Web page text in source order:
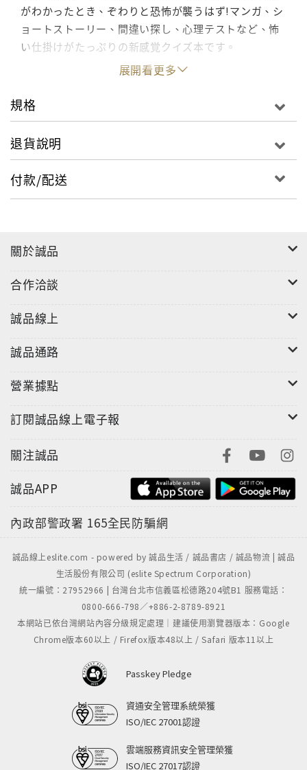
がわかったとき、ぞわりと恐怖が襲うはず!マンガ、シ
ョートストーリー、間違い探し、心理テストなど、怖
い仕掛けがたっぷりの新感覚クイズ本です。
展開看更多
規格
退貨說明
付款/配送
關於誠品
合作洽談
誠品線上
誠品通路
營業據點
訂閱誠品線上電子報
關注誠品
誠品APP
內政部警政署 165全民防騙網
誠品線上eslite.com - powered by 誠品生活 / 誠品書店 / 誠品物流 | 誠品
生活股份有限公司 (eslite Spectrum Corporation)
統一編號：27952966 | 台灣台北市信義區松德路204號B1 服務電話：
0800-666-798／+886-2-8789-8921
本網站已依台灣網站內容分級規定處理｜建議使用瀏覽器版本：Google
Chrome版本60以上 / Firefox版本48以上 / Safari 版本11以上
Passkey Pledge
資通安全管理系統榮獲
ISO/IEC 27001認證
雲端服務資訊安全管理榮獲
ISO/IEC 27017認證